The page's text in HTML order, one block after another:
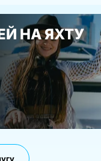
НА ЯХТУ